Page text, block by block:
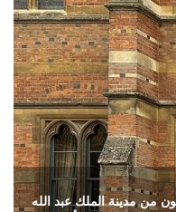
من مدينة الملك عبد الله